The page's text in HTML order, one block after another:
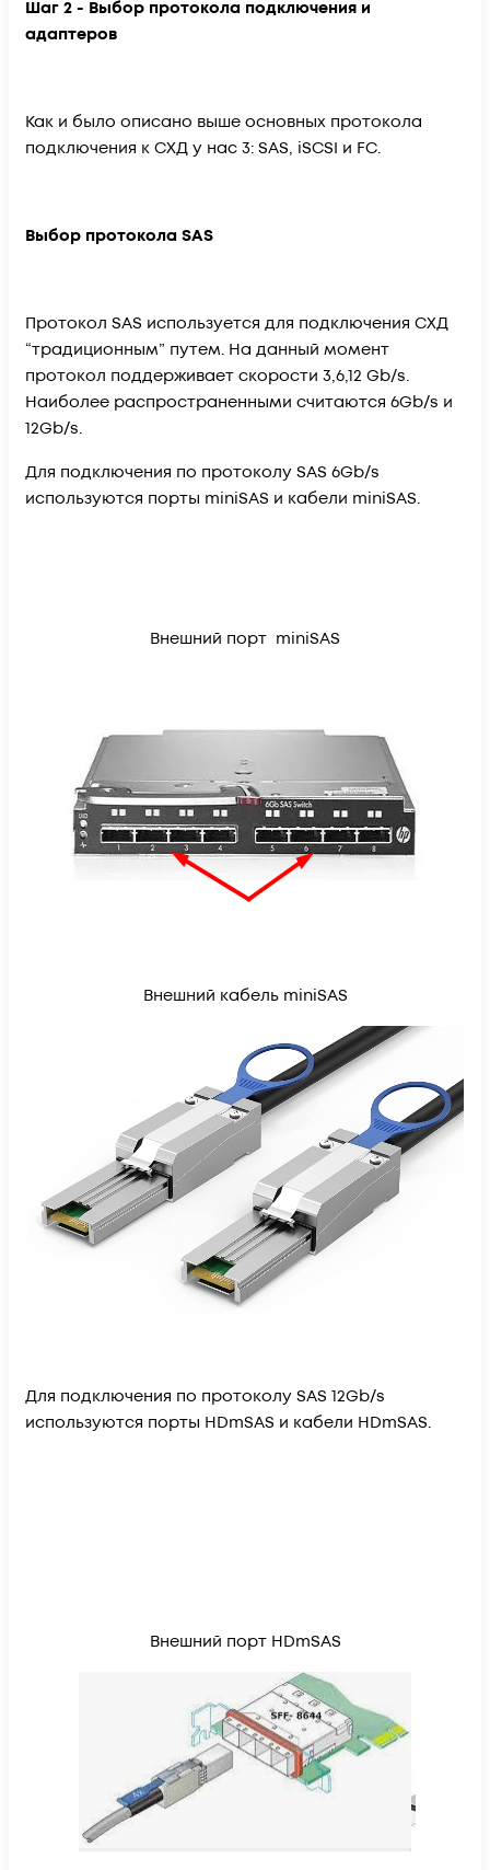
Шаг 2 - Выбор протокола подключения и
адаптеров
Как и было описано выше основных протокола
подключения к СХД у нас 3: SAS, iSCSI и FC.
Выбор протокола SAS
Протокол SAS используется для подключения СХД
“традиционным” путем. На данный момент
протокол поддерживает скорости 3,6,12 Gb/s.
Наиболее распространенными считаются 6Gb/s и
12Gb/s.
Для подключения по протоколу SAS 6Gb/s
используются порты miniSAS и кабели miniSAS.
Внешний порт miniSAS
Внешний кабель miniSAS
Для подключения по протоколу SAS 12Gb/s
используются порты HDmSAS и кабели HDmSAS.
Внешний порт HDmSAS